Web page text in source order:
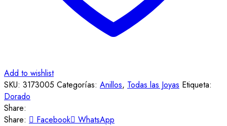
Add to wishlist
SKU: 3173005 Categorías: Anillos, Todas las Joyas Etiqueta:
Dorado
Share:
Share:
Facebook
WhatsApp